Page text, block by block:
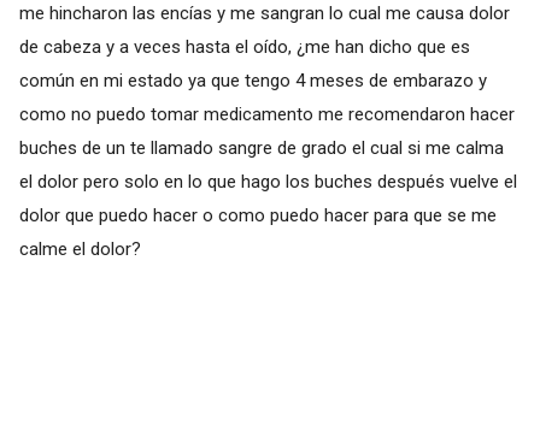
me hincharon las encías y me sangran lo cual me causa dolor
de cabeza y a veces hasta el oído, ¿me han dicho que es
común en mi estado ya que tengo 4 meses de embarazo y
como no puedo tomar medicamento me recomendaron hacer
buches de un te llamado sangre de grado el cual si me calma
el dolor pero solo en lo que hago los buches después vuelve el
dolor que puedo hacer o como puedo hacer para que se me
calme el dolor?